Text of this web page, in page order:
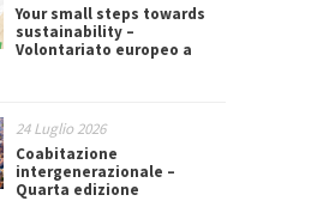
Your small steps towards
sustainability –
Volontariato europeo a
24 Luglio 2026
Coabitazione
intergenerazionale –
Quarta edizione